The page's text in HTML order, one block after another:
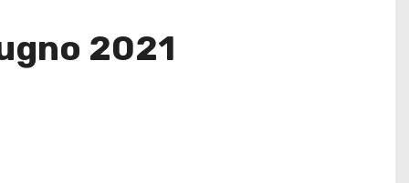
2021